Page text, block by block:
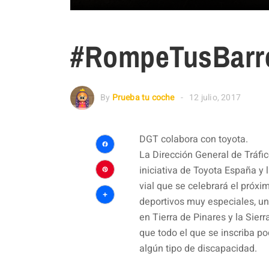
By Prueba tu coche 12 julio, 2017
Facebook
Pinterest
Compartir
DGT colabora con toyota.
La Dirección General de
iniciativa de Toyota España
vial que se celebrará el
deportivos muy especiales,
en Tierra de Pinares y la
que todo el que se inscriba
algún tipo de discapacidad.